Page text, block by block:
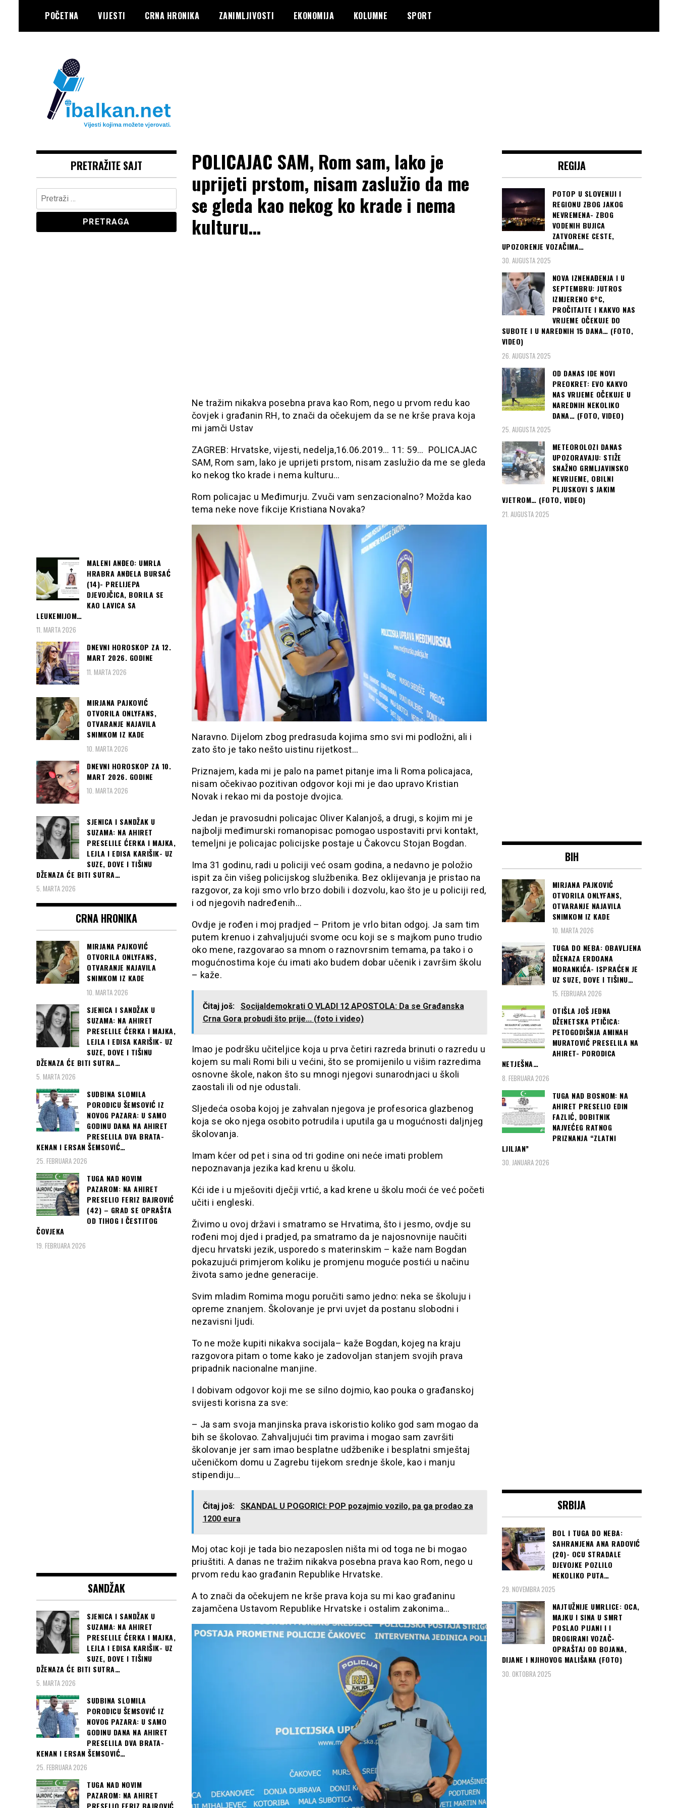
content
POČETNA VIJESTI CRNA HRONIKA ZANIMLJIVOSTI EKONOMIJA KOLUMNE SPORT
IBALKAN
POLICAJAC SAM, Rom sam, lako je
uprijeti prstom, nisam zaslužio da me
se gleda kao nekog ko krade i nema
kulturu…
Ne tražim nikakva posebna prava kao Rom, nego u prvom redu kao
čovjek i građanin RH, to znači da očekujem da se ne krše prava koja
mi jamči Ustav
ZAGREB: Hrvatske, vijesti, nedelja,16.06.2019… 11: 59… POLICAJAC
SAM, Rom sam, lako je uprijeti prstom, nisam zaslužio da me se gleda
ko nekog tko krade i nema kulturu…
Rom policajac u Međimurju. Zvuči vam senzacionalno? Možda kao
tema neke nove fikcije Kristiana Novaka?
Naravno. Dijelom zbog predrasuda kojima smo svi mi podložni, ali i
zato što je tako nešto uistinu rijetkost…
Priznajem, kada mi je palo na pamet pitanje ima li Roma policajaca,
nisam očekivao pozitivan odgovor koji mi je dao upravo Kristian
Novak i rekao mi da postoje dvojica.
Jedan je pravosudni policajac Oliver Kalanjoš, a drugi, s kojim mi je
najbolji međimurski romanopisac pomogao uspostaviti prvi kontakt,
temeljni je policajac policijske postaje u Čakovcu Stojan Bogdan.
Ima 31 godinu, radi u policiji već osam godina, a nedavno je položio
ispit za čin višeg policijskog službenika. Bez oklijevanja je pristao na
razgovor, za koji smo vrlo brzo dobili i dozvolu, kao što je u policiji red,
i od njegovih nadređenih…
Ovdje je rođen i moj pradjed – Pritom je vrlo bitan odgoj. Ja sam tim
putem krenuo i zahvaljujući svome ocu koji se s majkom puno trudio
oko mene, razgovarao sa mnom o raznovrsnim temama, pa tako i o
mogućnostima koje ću imati ako budem dobar učenik i završim školu
– kaže.
Čitaj još:
Socijaldemokrati O VLADI 12 APOSTOLA: Da se Građanska
Crna Gora probudi što prije... (foto i video)
Imao je podršku učiteljice koja u prva četiri razreda brinuti o razredu u
kojem su mali Romi bili u većini, što se promijenilo u višim razredima
osnovne škole, nakon što su mnogi njegovi sunarodnjaci u školi
zaostali ili od nje odustali.
Sljedeća osoba kojoj je zahvalan njegova je profesorica glazbenog
koja se oko njega osobito potrudila i uputila ga u mogućnosti daljnjeg
školovanja.
Imam kćer od pet i sina od tri godine oni neće imati problem
nepoznavanja jezika kad krenu u školu.
Kći ide i u mješoviti dječji vrtić, a kad krene u školu moći će već početi
učiti i engleski.
Živimo u ovoj državi i smatramo se Hrvatima, što i jesmo, ovdje su
rođeni moj djed i pradjed, pa smatramo da je najosnovnije naučiti
djecu hrvatski jezik, usporedo s materinskim – kaže nam Bogdan
pokazujući primjerom koliku je promjenu moguće postići u načinu
života samo jedne generacije.
Svim mladim Romima mogu poručiti samo jedno: neka se školuju i
opreme znanjem. Školovanje je prvi uvjet da postanu slobodni i
nezavisni ljudi.
To ne može kupiti nikakva socijala– kaže Bogdan, kojeg na kraju
razgovora pitam o tome kako je zadovoljan stanjem svojih prava
pripadnik nacionalne manjine.
I dobivam odgovor koji me se silno dojmio, kao pouka o građanskoj
svijesti korisna za sve:
– Ja sam svoja manjinska prava iskoristio koliko god sam mogao da
bih se školovao. Zahvaljujući tim pravima i mogao sam završiti
školovanje jer sam imao besplatne udžbenike i besplatni smještaj
učeničkom domu u Zagrebu tijekom srednje škole, kao i manju
stipendiju…
Čitaj još:
SKANDAL U POGORICI: POP pozajmio vozilo, pa ga prodao za
1200 eura
Moj otac koji je tada bio nezaposlen ništa mi od toga ne bi mogao
priuštiti. A danas ne tražim nikakva posebna prava kao Rom, nego u
prvom redu kao građanin Republike Hrvatske.
A to znači da očekujem ne krše prava koja su mi kao građaninu
zajamčena Ustavom Republike Hrvatske i ostalim zakonima…
PRETRAŽITE SAJT
Pretraga:
MALENI ANĐEO: UMRLA
HRABRA ANĐELA BURSAĆ
(14)- PRELIJEPA
DJEVOJČICA, BORILA SE
KAO LAVICA SA
LEUKEMIJOM…
11. MARTA 2026
DNEVNI HOROSKOP ZA 12.
MART 2026. GODINE
11. MARTA 2026
MIRJANA PAJKOVIĆ
OTVORILA ONLYFANS,
OTVARANJE NAJAVILA
SNIMKOM IZ KADE
10. MARTA 2026
DNEVNI HOROSKOP ZA 10.
MART 2026. GODINE
10. MARTA 2026
SJENICA I SANDŽAK U
SUZAMA: NA AHIRET
PRESELILE ĆERKA I MAJKA,
LEJLA I EDISA KARIŠIK- UZ
SUZE, DOVE I TIŠINU
DŽENAZA ĆE BITI SUTRA…
5. MARTA 2026
CRNA HRONIKA
MIRJANA PAJKOVIĆ
OTVORILA ONLYFANS,
OTVARANJE NAJAVILA
SNIMKOM IZ KADE
10. MARTA 2026
SJENICA I SANDŽAK U
SUZAMA: NA AHIRET
PRESELILE ĆERKA I MAJKA,
LEJLA I EDISA KARIŠIK- UZ
SUZE, DOVE I TIŠINU
DŽENAZA ĆE BITI SUTRA…
5. MARTA 2026
SUDBINA SLOMILA
PORODICU ŠEMSOVIĆ IZ
NOVOG PAZARA: U SAMO
GODINU DANA NA AHIRET
PRESELILA DVA BRATA-
KENAN I ERSAN ŠEMSOVIĆ…
25. FEBRUARA 2026
TUGA NAD NOVIM
PAZAROM: NA AHIRET
PRESELIO FERIZ BAJROVIĆ
(42) – GRAD SE OPRAŠTA
OD TIHOG I ČESTITOG
ČOVJEKA
19. FEBRUARA 2026
SANDŽAK
SJENICA I SANDŽAK U
SUZAMA: NA AHIRET
PRESELILE ĆERKA I MAJKA,
LEJLA I EDISA KARIŠIK- UZ
SUZE, DOVE I TIŠINU
DŽENAZA ĆE BITI SUTRA…
5. MARTA 2026
SUDBINA SLOMILA
PORODICU ŠEMSOVIĆ IZ
NOVOG PAZARA: U SAMO
GODINU DANA NA AHIRET
PRESELILA DVA BRATA-
KENAN I ERSAN ŠEMSOVIĆ…
25. FEBRUARA 2026
TUGA NAD NOVIM
PAZAROM: NA AHIRET
REGIJA
POTOP U SLOVENIJI I
REGIONU ZBOG JAKOG
NEVREMENA- ZBOG
VODENIH BUJICA
ZATVORENE CESTE,
UPOZORENJE VOZAČIMA…
30. AUGUSTA 2025
NOVA IZNENAĐENJA I U
SEPTEMBRU: JUTROS
IZMJERENO 6°C,
PROČITAJTE I KAKVO NAS
VRIJEME OČEKUJE DO
SUBOTE I U NAREDNIH 15 DANA… (FOTO,
VIDEO)
26. AUGUSTA 2025
OD DANAS IDE NOVI
PREOKRET: EVO KAKVO
NAS VRIJEME OČEKUJE U
NAREDNIH NEKOLIKO
DANA… (FOTO, VIDEO)
25. AUGUSTA 2025
METEOROLOZI DANAS
UPOZORAVAJU: STIŽE
SNAŽNO GRMLJAVINSKO
NEVRIJEME, OBILNI
PLJUSKOVI S JAKIM
VJETROM… (FOTO, VIDEO)
21. AUGUSTA 2025
BIH
MIRJANA PAJKOVIĆ
OTVORILA ONLYFANS,
OTVARANJE NAJAVILA
SNIMKOM IZ KADE
10. MARTA 2026
TUGA DO NEBA: OBAVLJENA
DŽENAZA ERDOANA
MORANKIĆA- ISPRAĆEN JE
UZ SUZE, DOVE I TIŠINU…
15. FEBRUARA 2026
OTIŠLA JOŠ JEDNA
DŽENETSKA PTIČICA:
PETOGODIŠNJA AMINAH
MURATOVIĆ PRESELILA NA
AHIRET- PORODICA
NETJEŠNA…
8. FEBRUARA 2026
TUGA NAD BOSNOM: NA
AHIRET PRESELIO EDIN
FAZLIĆ, DOBITNIK
NAJVEĆEG RATNOG
PRIZNANJA “ZLATNI
LJILJAN”
30. JANUARA 2026
SRBIJA
BOL I TUGA DO NEBA:
SAHRANJENA ANA RADOVIĆ
(20)- OCU STRADALE
DJEVOJKE POZLILO
NEKOLIKO PUTA…
29. NOVEMBRA 2025
NAJTUŽNIJE UMRLICE: OCA,
MAJKU I SINA U SMRT
POSLAO PIJANI I I
DROGIRANI VOZAČ-
OPRAŠTAJ OD BOJANA,
DIJANE I NJIHOVOG MALIŠANA (FOTO)
30. OKTOBRA 2025